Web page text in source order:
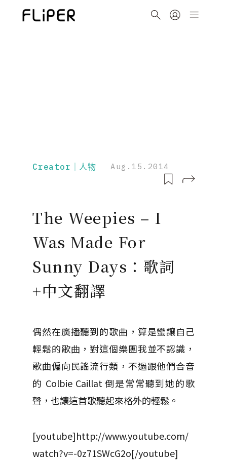
Creator｜人物 Aug.15.2014
The Weepies – I
Was Made For
Sunny Days：歌詞
+中文翻譯
偶然在廣播聽到的歌曲，算是蠻讓自己
輕鬆的歌曲，對這個樂團我並不認識，
歌曲偏向民謠流行類，不過跟他們合音
的 Colbie Caillat 倒是常常聽到她的歌
聲，也讓這首歌聽起來格外的輕鬆。
[youtube]http://www.youtube.com/
watch?v=-0z71SWcG2o[/youtube]